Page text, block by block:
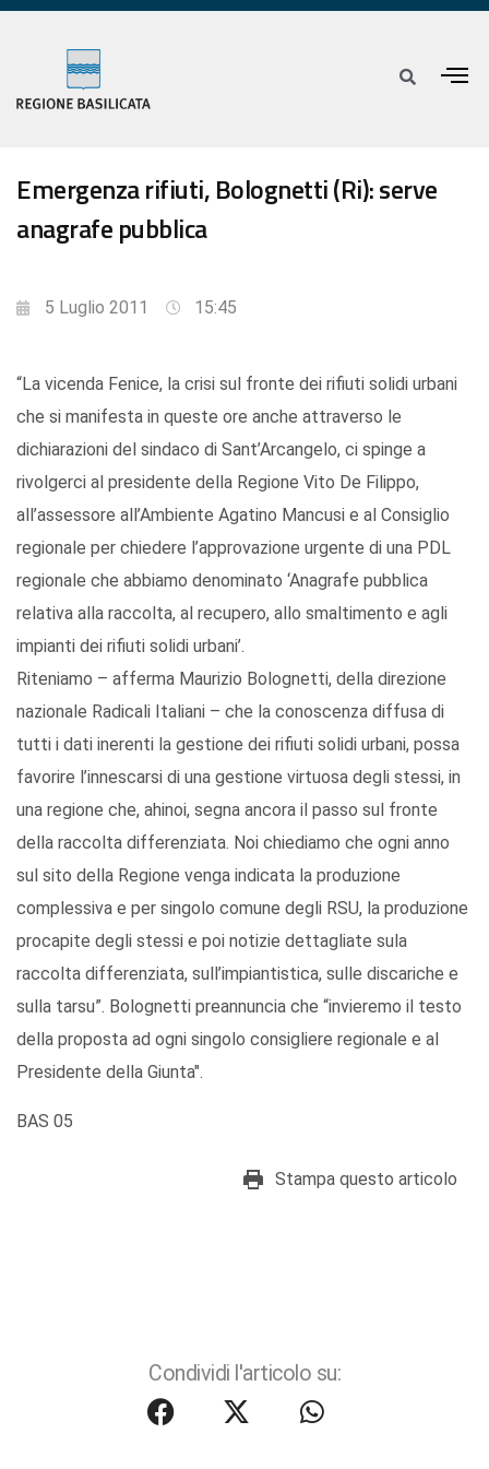
Emergenza rifiuti, Bolognetti (Ri): serve
anagrafe pubblica
5 Luglio 2011 15:45
“La vicenda Fenice, la crisi sul fronte dei rifiuti solidi urbani
che si manifesta in queste ore anche attraverso le
dichiarazioni del sindaco di Sant’Arcangelo, ci spinge a
rivolgerci al presidente della Regione Vito De Filippo,
all’assessore all’Ambiente Agatino Mancusi e al Consiglio
regionale per chiedere l’approvazione urgente di una PDL
regionale che abbiamo denominato ‘Anagrafe pubblica
relativa alla raccolta, al recupero, allo smaltimento e agli
impianti dei rifiuti solidi urbani’.
Riteniamo – afferma Maurizio Bolognetti, della direzione
nazionale Radicali Italiani – che la conoscenza diffusa di
tutti i dati inerenti la gestione dei rifiuti solidi urbani, possa
favorire l’innescarsi di una gestione virtuosa degli stessi, in
una regione che, ahinoi, segna ancora il passo sul fronte
della raccolta differenziata. Noi chiediamo che ogni anno
sul sito della Regione venga indicata la produzione
complessiva e per singolo comune degli RSU, la produzione
procapite degli stessi e poi notizie dettagliate sula
raccolta differenziata, sull’impiantistica, sulle discariche e
sulla tarsu”. Bolognetti preannuncia che “invieremo il testo
della proposta ad ogni singolo consigliere regionale e al
Presidente della Giunta".
BAS 05
Stampa questo articolo
Condividi l'articolo su: